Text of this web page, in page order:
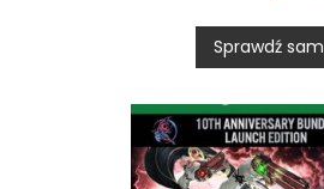
0
o
u
t
5
Sprawdź sam